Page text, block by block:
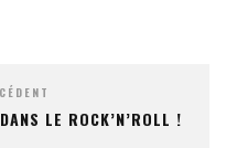
LE ROCK’N’ROLL !